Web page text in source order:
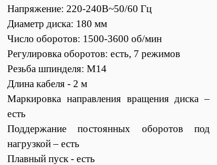
Напряжение: 220-240В~50/60 Гц
Диаметр диска: 180 мм
Число оборотов: 1500-3600 об/мин
Регулировка оборотов: есть, 7 режимов
Резьба шпинделя: М14
Длина кабеля - 2 м
Маркировка направления вращения диска –
есть
Поддержание постоянных оборотов под
нагрузкой – есть
Плавный пуск - есть